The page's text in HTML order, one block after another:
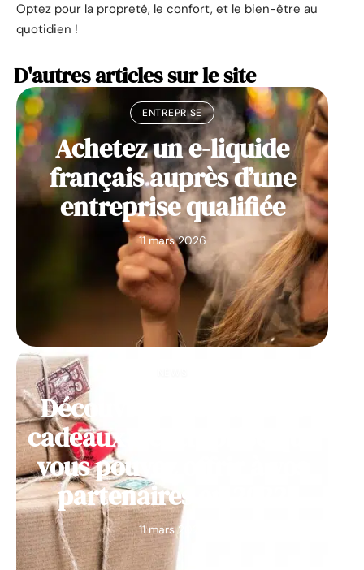
Optez pour la propreté, le confort, et le bien-être au
quotidien !
D'autres articles sur le site
ENTREPRISE
Achetez un e-liquide
français auprès d’une
entreprise qualifiée
11 mars 2026
Découvrez des idées de
cadeaux d’entreprise que
vous pouvez offrir à vos
partenaires en 2022
11 mars 2026